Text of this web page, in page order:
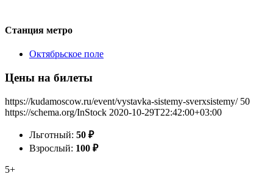
Станция метро
Октябрьское поле
Цены на билеты
https://kudamoscow.ru/event/vystavka-sistemy-sverxsistemy/ 50
https://schema.org/InStock 2020-10-29T22:42:00+03:00
Льготный: 50 ₽
Взрослый: 100 ₽
5+